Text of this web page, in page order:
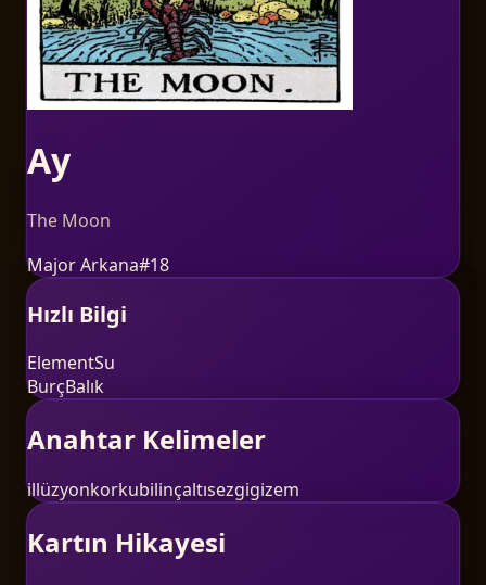
Ay
The Moon
Major Arkana#18
Hızlı Bilgi
ElementSu
BurçBalık
Anahtar Kelimeler
illüzyonkorkubilinçaltısezgigizem
Kartın Hikayesi